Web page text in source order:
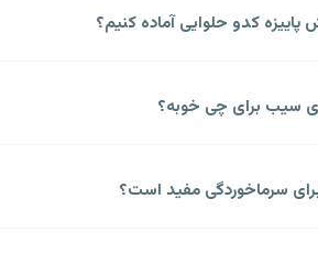
کدو حلوایی آماده کنیم؟
سیب برای چی خوبه؟
سرماخوردگی مفید است؟